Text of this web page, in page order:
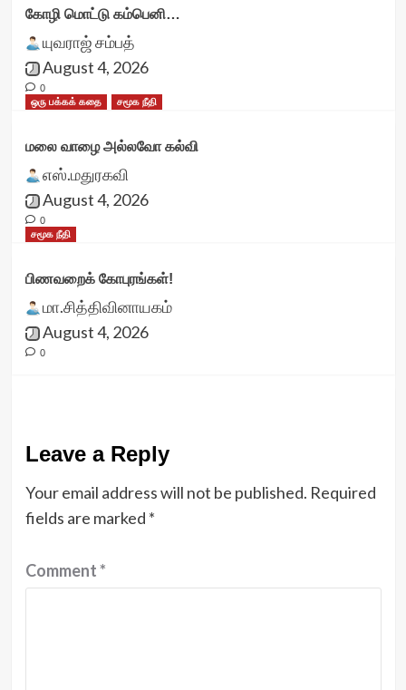
கோழி மொட்டு கம்பெனி…
யுவராஜ் சம்பத்
August 4, 2026
0
ஒரு பக்கக் கதை
சமூக நீதி
மலை வாழை அல்லவோ கல்வி
எஸ்.மதுரகவி
August 4, 2026
0
சமூக நீதி
பிணவறைக் கோபுரங்கள்!
மா.சித்திவினாயகம்
August 4, 2026
0
Leave a Reply
Your email address will not be published. Required
fields are marked *
Comment*